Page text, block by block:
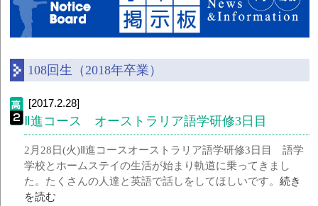
108回生（2018年卒業）
[2017.2.28]
Ⅱ進コース オーストラリア語学研修3日目
2月28日(火)Ⅱ進コースオーストラリア語学研修3日目 語学
学校とホームステイの生活が始まり軌道に乗ってきまし
た。たくさんの人達と英語で話しをしてほしいです。続き
を読む